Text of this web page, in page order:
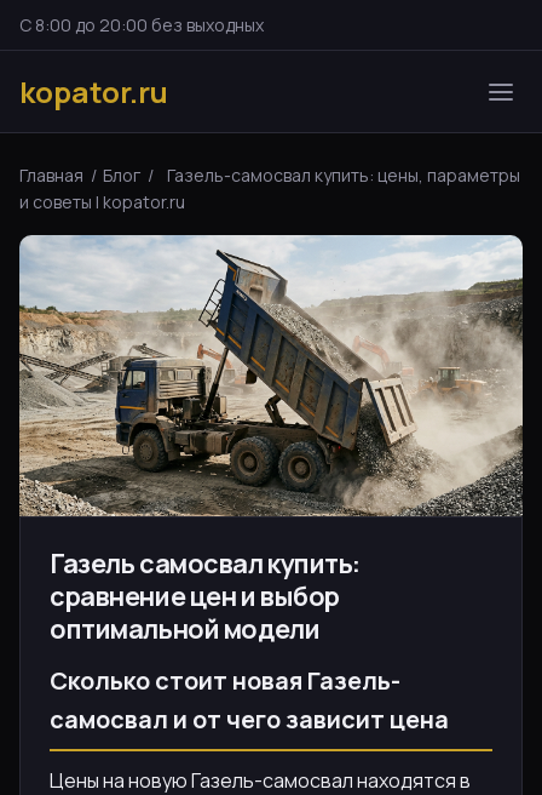
С 8:00 до 20:00 без выходных
kopator.ru
Главная / Блог /
Газель-самосвал купить: цены, параметры
и советы | kopator.ru
Газель самосвал купить:
сравнение цен и выбор
оптимальной модели
Сколько стоит новая Газель-
самосвал и от чего зависит цена
Цены на новую Газель-самосвал находятся в